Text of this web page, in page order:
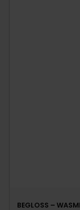
BEGLOSS –